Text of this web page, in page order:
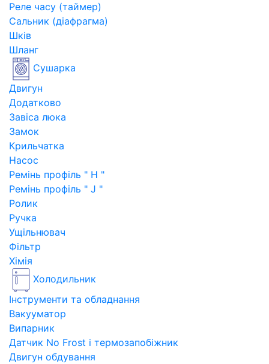
Реле часу (таймер)
Сальник (діафрагма)
Шків
Шланг
Сушарка
Двигун
Додатково
Завіса люка
Замок
Крильчатка
Насос
Ремінь профіль " H "
Ремінь профіль " J "
Ролик
Ручка
Ущільнювач
Фільтр
Хімія
Холодильник
Інструменти та обладнання
Вакууматор
Випарник
Датчик No Frost і термозапобіжник
Двигун обдування